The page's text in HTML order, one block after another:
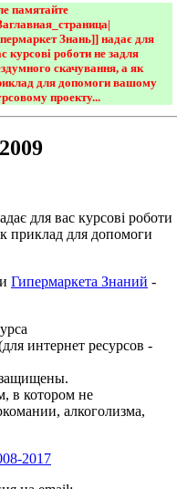
памятайте
Знань]] надає для
курсові роботи не задля
скачування, а як
для допомоги вашому
проекту...
для вас курсові роботи
приклад для допомоги
Гипермаркета Знаний -
интернет ресурсов -
в котором не
алкоголизма,
2017